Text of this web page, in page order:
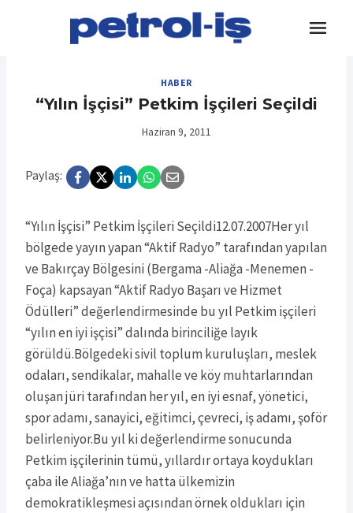
HABER
“Yılın İşçisi” Petkim İşçileri Seçildi
Haziran 9, 2011
Paylaş:
“Yılın İşçisi” Petkim İşçileri Seçildi12.07.2007Her yıl
bölgede yayın yapan “Aktif Radyo” tarafından yapılan
ve Bakırçay Bölgesini (Bergama -Aliağa -Menemen -
Foça) kapsayan “Aktif Radyo Başarı ve Hizmet
Ödülleri” değerlendirmesinde bu yıl Petkim işçileri
“yılın en iyi işçisi” dalında birinciliğe layık
görüldü.Bölgedeki sivil toplum kuruluşları, meslek
odaları, sendikalar, mahalle ve köy muhtarlarından
oluşan jüri tarafından her yıl, en iyi esnaf, yönetici,
spor adamı, sanayici, eğitimci, çevreci, iş adamı, şoför
belirleniyor.Bu yıl ki değerlendirme sonucunda
Petkim işçilerinin tümü, yıllardır ortaya koydukları
çaba ile Aliağa’nın ve hatta ülkemizin
demokratikleşmesi açısından örnek oldukları için